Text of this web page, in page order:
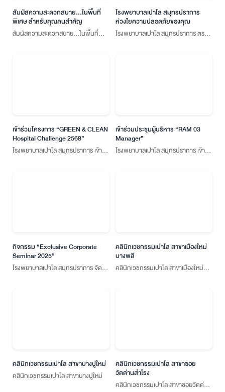
สัมผัสความสะดวกสบาย...ในพื้นที่
พิเศษ สำหรับคุณคนสำคัญ
สัมผัสความสะดวกสบาย...ในพื้นที่
โรงพยาบาลเปาโล สมุทรปราการ
ห่วงใยความปลอดภัยของคุณ
โรงพยาบาลเปาโล สมุทรปราการ ตรวจ
เข้าร่วมโครงการ “GREEN & CLEAN
Hospital Challenge 2568”
โรงพยาบาลเปาโล สมุทรปราการ เข้า
เข้าร่วมประชุมผู้บริหาร “RAM 03
Manager”
โรงพยาบาลเปาโล สมุทรปราการ เข้า
กิจกรรม “Exclusive Corporate
Seminar 2025”
โรงพยาบาลเปาโล สมุทรปราการ จัด
คลินิกเวชกรรมเปาโล สาขาเมืองใหม่
บางพลี
คลินิกเวชกรรมเปาโล สาขาเมืองใหม่
คลินิกเวชกรรมเปาโล สาขาบางปูใหม่
คลินิกเวชกรรมเปาโล สาขาบางปูใหม่
คลินิกเวชกรรมเปาโล สาขาซอย
วัดด่านสำโรง
คลินิกเวชกรรมเปาโล สาขาซอยวัดด่าน